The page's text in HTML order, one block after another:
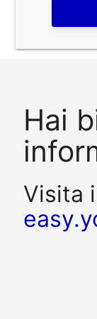
Hai
Visita